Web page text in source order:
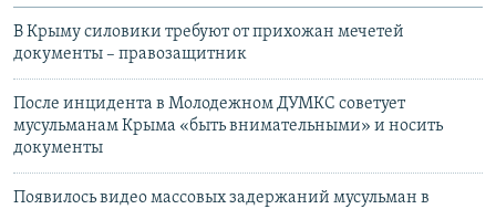
В Крыму силовики требуют от прихожан мечетей
документы – правозащитник
После инцидента в Молодежном ДУМКС советует
мусульманам Крыма «быть внимательными» и носить
документы
Появилось видео массовых задержаний мусульман в